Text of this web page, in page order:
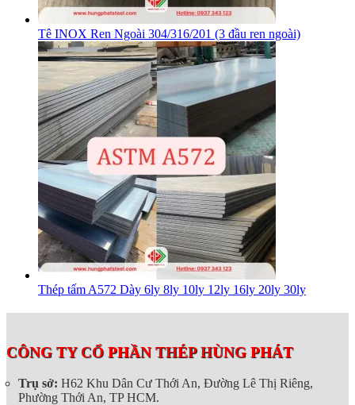
Tê INOX Ren Ngoài 304/316/201 (3 đầu ren ngoài)
Thép tấm A572 Dày 6ly 8ly 10ly 12ly 16ly 20ly 30ly
CÔNG TY CỔ PHẦN THÉP HÙNG PHÁT
Trụ sở: H62 Khu Dân Cư Thới An, Đường Lê Thị Riêng,
Phường Thới An, TP HCM.